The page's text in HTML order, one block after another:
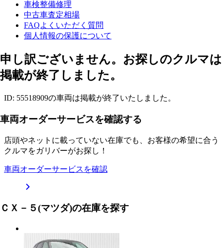
車検整備修理
中古車査定相場
FAQよくいただく質問
個人情報の保護について
申し訳ございません。お探しのクルマは
掲載が終了しました。
ID: 55518909の車両は掲載が終了いたしました。
車両オーダーサービスを確認する
店頭やネットに載っていない在庫でも、お客様の希望に合う
クルマをガリバーがお探し！
車両オーダーサービスを確認
ＣＸ－５(マツダ)の在庫を探す